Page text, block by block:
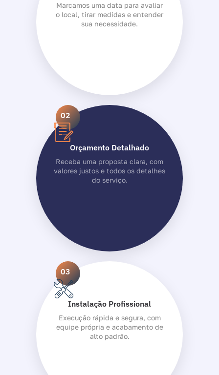
Marcamos uma data para avaliar
o local, tirar medidas e entender
sua necessidade.
02
Orçamento Detalhado
Receba uma proposta clara, com
valores justos e todos os detalhes
do serviço.
03
Instalação Profissional
Execução rápida e segura, com
equipe própria e acabamento de
alto padrão.